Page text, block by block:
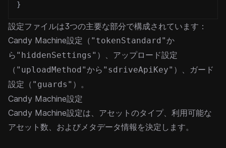
}
設定ファイルは3つの主要な部分で構成されています：
Candy Machine設定（ "tokenStandard"か
ら "hiddenSettings" ）、アップロード設定
（ "uploadMethod"から "sdriveApiKey" ）、ガード
設定（ "guards" ）。
Candy Machine設定
Candy Machine設定は、アセットのタイプ、利用可能な
アセット数、およびメタデータ情報を決定します。